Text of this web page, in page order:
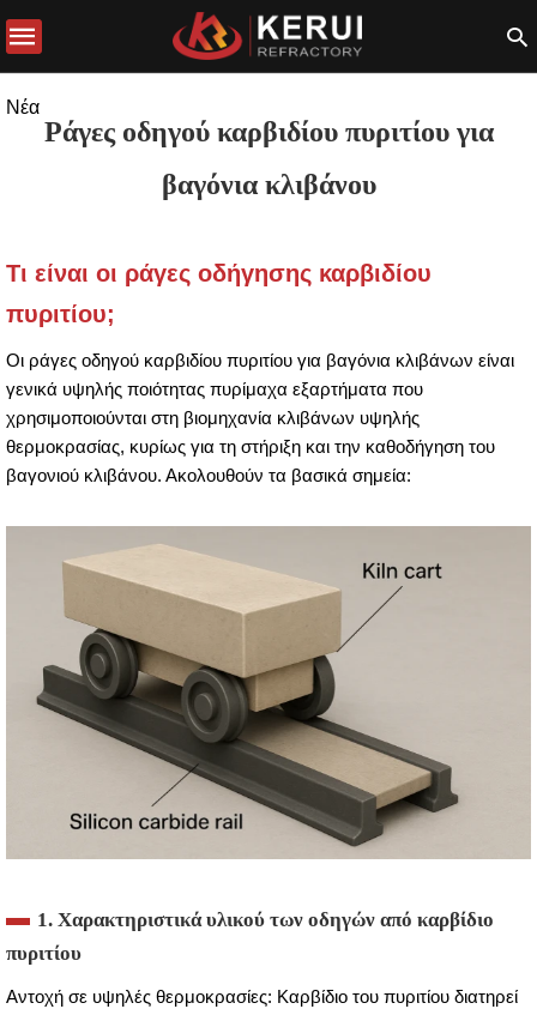
Νέα
Ράγες οδηγού καρβιδίου πυριτίου για
βαγόνια κλιβάνου
Τι είναι οι ράγες οδήγησης καρβιδίου
πυριτίου;
Οι ράγες οδηγού καρβιδίου πυριτίου για βαγόνια κλιβάνων είναι
γενικά υψηλής ποιότητας πυρίμαχα εξαρτήματα που
χρησιμοποιούνται στη βιομηχανία κλιβάνων υψηλής
θερμοκρασίας, κυρίως για τη στήριξη και την καθοδήγηση του
βαγονιού κλιβάνου. Ακολουθούν τα βασικά σημεία:
1. Χαρακτηριστικά υλικού των οδηγών από καρβίδιο
πυριτίου
Αντοχή σε υψηλές θερμοκρασίες: Καρβίδιο του πυριτίου διατηρεί